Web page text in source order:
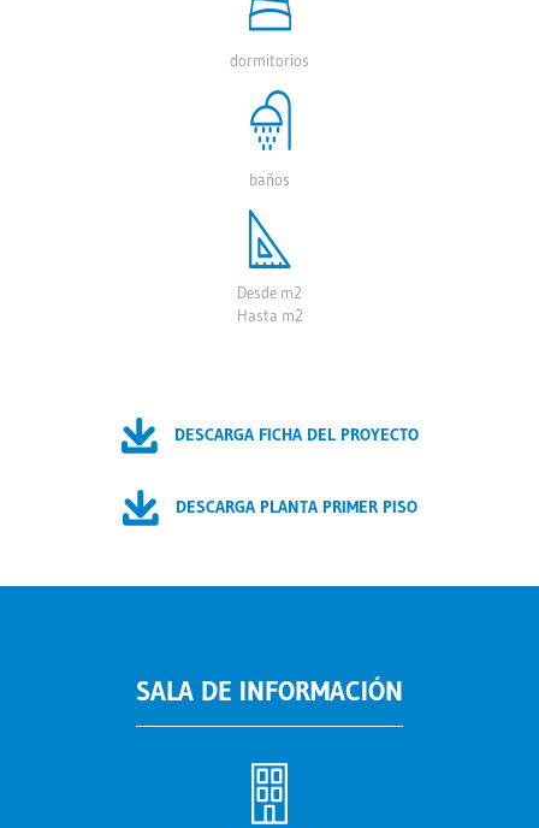
dormitorios
baños
Desde m2
Hasta m2
DESCARGA FICHA DEL PROYECTO
DESCARGA PLANTA PRIMER PISO
SALA DE INFORMACIÓN